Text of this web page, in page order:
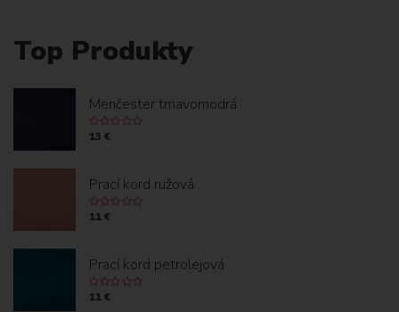
Top Produkty
Menčester tmavomodrá
13 €
Prací kord ružová
11 €
Prací kord petrolejová
11 €